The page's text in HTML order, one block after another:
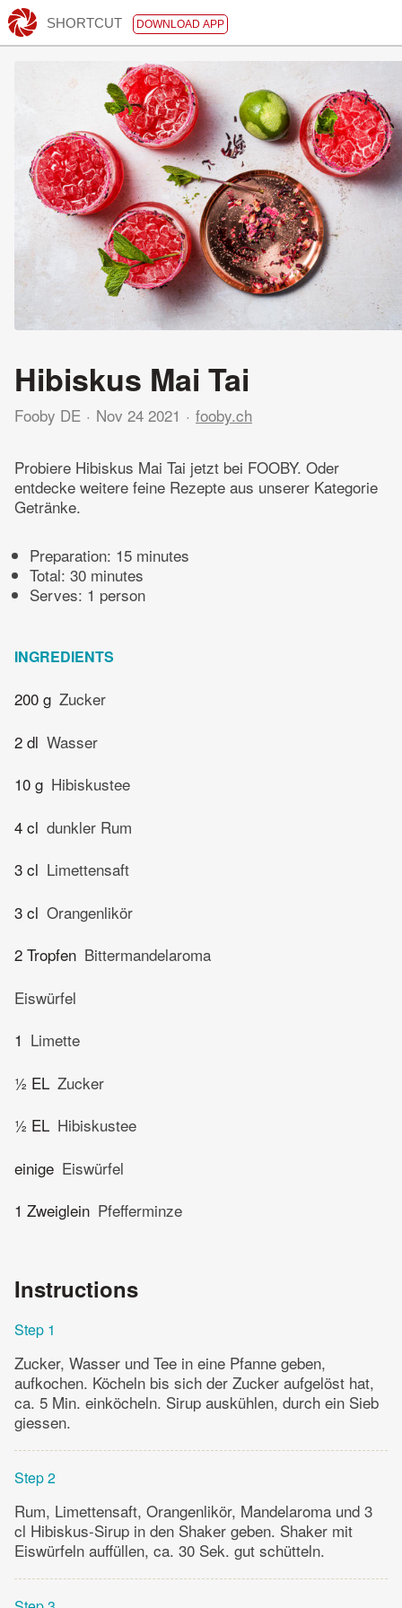
SHORTCUT DOWNLOAD APP
Hibiskus Mai Tai
Fooby DE Nov 24 2021 fooby.ch
Probiere Hibiskus Mai Tai jetzt bei FOOBY. Oder
entdecke weitere feine Rezepte aus unserer Kategorie
Getränke.
Preparation: 15 minutes
Total: 30 minutes
Serves: 1 person
INGREDIENTS
200 g Zucker
2 dl Wasser
10 g Hibiskustee
4 cl dunkler Rum
3 cl Limettensaft
3 cl Orangenlikör
2 Tropfen Bittermandelaroma
Eiswürfel
1 Limette
½ EL Zucker
½ EL Hibiskustee
einige Eiswürfel
1 Zweiglein Pfefferminze
Instructions
Step 1
Zucker, Wasser und Tee in eine Pfanne geben,
aufkochen. Köcheln bis sich der Zucker aufgelöst hat,
ca. 5 Min. einköcheln. Sirup auskühlen, durch ein Sieb
giessen.
Step 2
Rum, Limettensaft, Orangenlikör, Mandelaroma und 3
cl Hibiskus-Sirup in den Shaker geben. Shaker mit
Eiswürfeln auffüllen, ca. 30 Sek. gut schütteln.